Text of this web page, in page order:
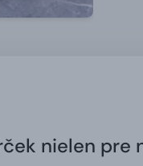
nielen pre